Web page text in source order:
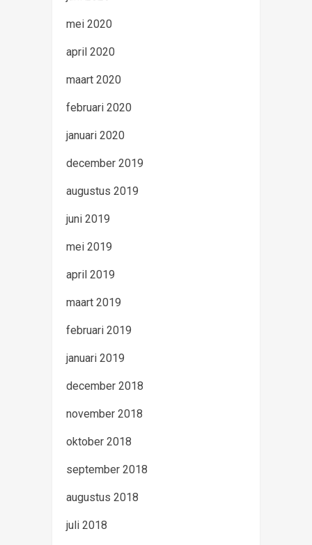
mei 2020
april 2020
maart 2020
februari 2020
januari 2020
december 2019
augustus 2019
juni 2019
mei 2019
april 2019
maart 2019
februari 2019
januari 2019
december 2018
november 2018
oktober 2018
september 2018
augustus 2018
juli 2018